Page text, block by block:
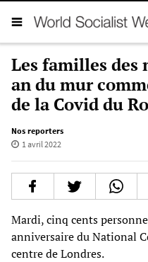
Les familles
an du mur
de la Covid du
Nos reporters
1 avril 2022
Mardi, cinq cents
anniversaire du National
centre de Londres.